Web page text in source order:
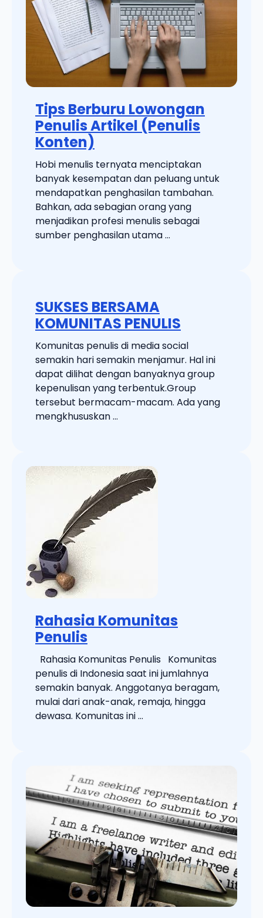
Tips Berburu Lowongan
Penulis Artikel (Penulis
Konten)
Hobi menulis ternyata menciptakan
banyak kesempatan dan peluang untuk
mendapatkan penghasilan tambahan.
Bahkan, ada sebagian orang yang
menjadikan profesi menulis sebagai
sumber penghasilan utama ...
SUKSES BERSAMA
KOMUNITAS PENULIS
Komunitas penulis di media social
semakin hari semakin menjamur. Hal ini
dapat dilihat dengan banyaknya group
kepenulisan yang terbentuk.Group
tersebut bermacam-macam. Ada yang
mengkhususkan ...
Rahasia Komunitas
Penulis
Rahasia Komunitas Penulis Komunitas
penulis di Indonesia saat ini jumlahnya
semakin banyak. Anggotanya beragam,
mulai dari anak-anak, remaja, hingga
dewasa. Komunitas ini ...